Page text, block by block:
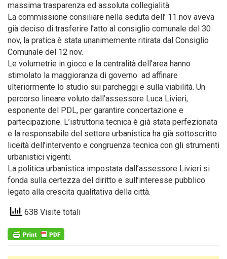
massima trasparenza ed assoluta collegialità.
La commissione consiliare nella seduta dell’ 11 nov aveva
già deciso di trasferire l’atto al consiglio comunale del 30
nov, la pratica è stata unanimemente ritirata dal Consiglio
Comunale del 12 nov.
Le volumetrie in gioco e la centralità dell’area hanno
stimolato la maggioranza di governo ad affinare
ulteriormente lo studio sui parcheggi e sulla viabilità. Un
percorso lineare voluto dall’assessore Luca Livieri,
esponente del PDL, per garantire concertazione e
partecipazione. L’istruttoria tecnica è già stata perfezionata
e la responsabile del settore urbanistica ha già sottoscritto
liceità dell’intervento e congruenza tecnica con gli strumenti
urbanistici vigenti.
La politica urbanistica impostata dall’assessore Livieri si
fonda sulla certezza del diritto e sull’interesse pubblico
legato alla crescita qualitativa della città.
638 Visite totali